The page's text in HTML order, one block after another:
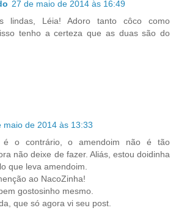
27 de maio de 2014 às 16:49
lindas, Léia! Adoro tanto côco como
tenho a certeza que as duas são do
maio de 2014 às 13:33
é o contrário, o amendoim não é tão
não deixe de fazer. Aliás, estou doidinha
que leva amendoim.
ao NacoZinha!
gostosinho mesmo.
que só agora vi seu post.